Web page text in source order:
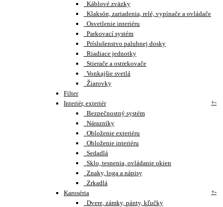
Káblové zväzky
Klaksón, zariadenia, relé, vypínače a ovládače
Osvetlenie interiéru
Parkovací systém
Príslušenstvo palubnej dosky
Riadiace jednotky
Stierače a ostrekovače
Vonkajšie svetlá
Žiarovky
Filter
Interiér, exteriér
+-
Bezpečnostný systém
Nárazníky
Obloženie exteriéru
Obloženie interiéru
Sedadlá
Sklo, tesnenia, ovládanie okien
Znaky, loga a nápisy
Zrkadlá
Karoséria
+-
Dvere, zámky, pánty, kľučky